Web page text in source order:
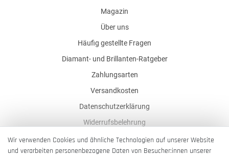
Magazin
Über uns
Häufig gestellte Fragen
Diamant- und Brillanten-Ratgeber
Zahlungsarten
Versandkosten
Datenschutzerklärung
Widerrufsbelehrung
AGB
Impressum
Wir verwenden Cookies und ähnliche Technologien auf unserer Website
und verarbeiten personenbezogene Daten von Besucher:innen unserer